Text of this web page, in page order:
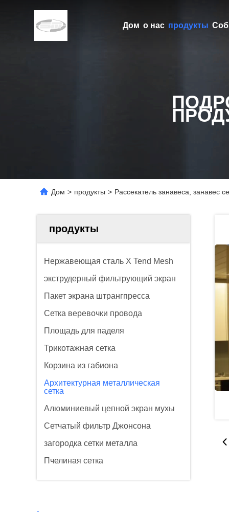
Дом о нас продукты
Дом > продукты > Рассекатель занавеса, занавес
продукты
Нержавеющая сталь X Tend Mesh
экструдерный фильтрующий экран
Пакет экрана штрангпресса
Сетка веревочки провода
Площадь для паделя
Трикотажная сетка
Корзина из габиона
Архитектурная металлическая
сетка
Алюминиевый цепной экран мухы
Сетчатый фильтр Джонсона
загородка сетки металла
Пчелиная сетка